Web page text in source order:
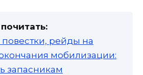
рейды на
мобилизации:
запасникам